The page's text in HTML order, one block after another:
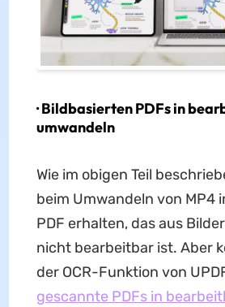
· Bildbasierten PDFs in
umwandeln
Wie im obigen Teil
beim Umwandeln von MP4
PDF erhalten, das aus
nicht bearbeitbar ist. Aber
der OCR-Funktion von
gescannte PDFs in